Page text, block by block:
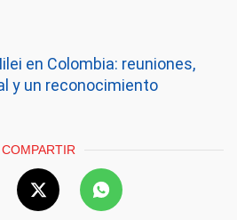
en Colombia: reuniones,
y un reconocimiento
COMPARTIR